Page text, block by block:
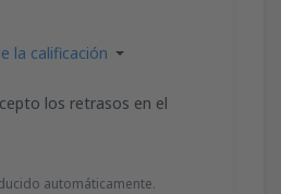
la calificación
los retrasos en el
automáticamente.